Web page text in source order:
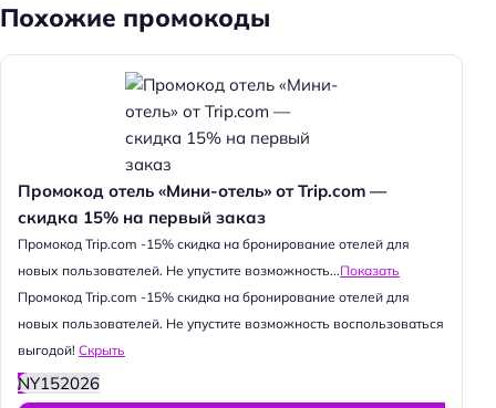
Похожие промокоды
Промокод отель «Мини-отель» от Trip.com —
скидка 15% на первый заказ
Промокод Trip.com -15% скидка на бронирование отелей для
новых пользователей. Не упустите возможность...Показать
Промокод Trip.com -15% скидка на бронирование отелей для
новых пользователей. Не упустите возможность воспользоваться
выгодой! Скрыть
NY152026